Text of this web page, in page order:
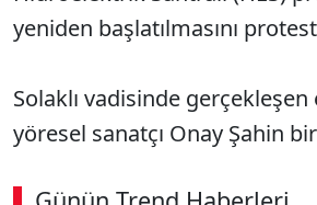
yeniden başlatılmasını
Solaklı vadisinde
yöresel sanatçı Onay Şahin